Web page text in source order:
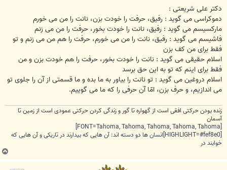
ت
دکتر علی شریعتی :
دموکراسی می گوید : رفیق، حرفت را خودت بزن، نانت را من می خورم
مارکسیسم می گوید : رفیق، نانت را خودت بخور، حرفت را من می زنم
فاشیسم می گوید : رفیق، نانت را من می خورم، حرفت را هم من می زنم و تو
فقط برای من کف بزن
اسلام حقیقی می گوید : نانت را خودت بخور، حرفت را هم خودت بزن و من
فقط برای اینم که تو به این حق برسد
اسلام دروغین می گوید : تو نانت را بیاور به ما بده و ما قسمتی از آن را جلوی تو
می اندازیم، و حرف بزن، امّا آن حرفی را که ما می گوییم.
زنده بودن حرکتی افقی است از گهواره تا گور و زندگی کردن حرکتی عمودی است از زمین تا
آسمان
[FONT=Tahoma, Tahoma, Tahoma, Tahoma, Tahoma]
[HIGHLIGHT=#fef8e0]انسان ها دو دسته اند: آن هایی که بیدارند در تاریکی و آن هایی که
خوابند در
ب
ا